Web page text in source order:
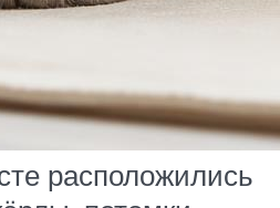
расположились